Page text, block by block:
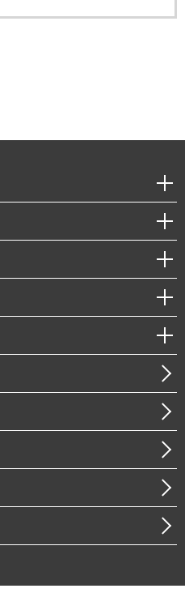
アンス）・防災（政策）
ートシティ